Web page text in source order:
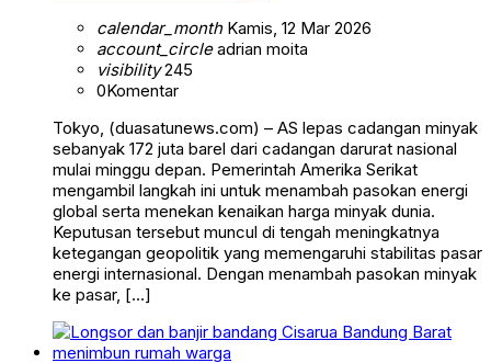
calendar_monthKamis, 12 Mar 2026
account_circleadrian moita
visibility245
0Komentar
Tokyo, (duasatunews.com) – AS lepas cadangan minyak
sebanyak 172 juta barel dari cadangan darurat nasional
mulai minggu depan. Pemerintah Amerika Serikat
mengambil langkah ini untuk menambah pasokan energi
global serta menekan kenaikan harga minyak dunia.
Keputusan tersebut muncul di tengah meningkatnya
ketegangan geopolitik yang memengaruhi stabilitas pasar
energi internasional. Dengan menambah pasokan minyak
ke pasar, […]